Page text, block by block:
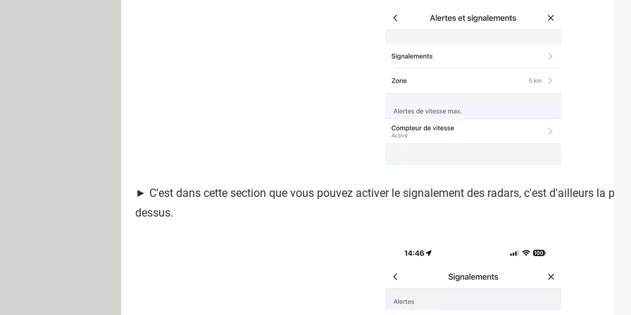
► C'est dans cette section que vous pouvez activer le signalement des radars, c'est d'ailleurs la
dessus.